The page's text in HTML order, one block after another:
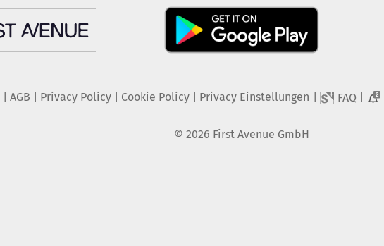
AGB Privacy Policy| Cookie Policy| Privacy Einstellungen FAQ 2
© 2026 First Avenue GmbH